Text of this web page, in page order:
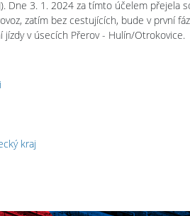
Dne 3. 1. 2024 za tímto účelem přejela
zatím bez cestujících, bude v první
v úsecích Přerov - Hulín/Otrokovice.
kraj